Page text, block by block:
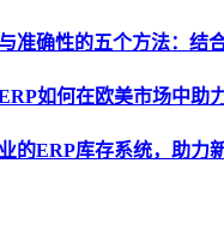
准确性的五个方法：结
如何在欧美市场中助
的ERP库存系统，助力